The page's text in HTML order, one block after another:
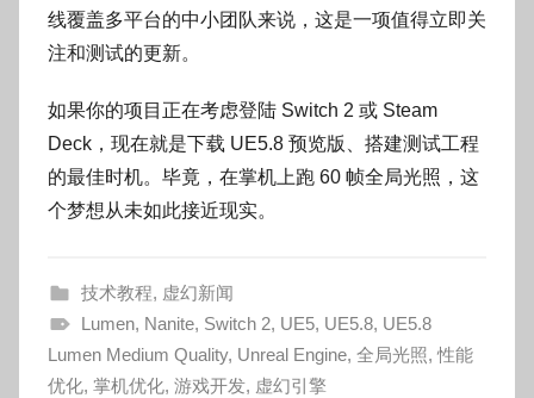
线覆盖多平台的中小团队来说，这是一项值得立即关
注和测试的更新。
如果你的项目正在考虑登陆 Switch 2 或 Steam
Deck，现在就是下载 UE5.8 预览版、搭建测试工程
的最佳时机。毕竟，在掌机上跑 60 帧全局光照，这
个梦想从未如此接近现实。
技术教程, 虚幻新闻
Lumen, Nanite, Switch 2, UE5, UE5.8, UE5.8
Lumen Medium Quality, Unreal Engine, 全局光照, 性能
优化, 掌机优化, 游戏开发, 虚幻引擎